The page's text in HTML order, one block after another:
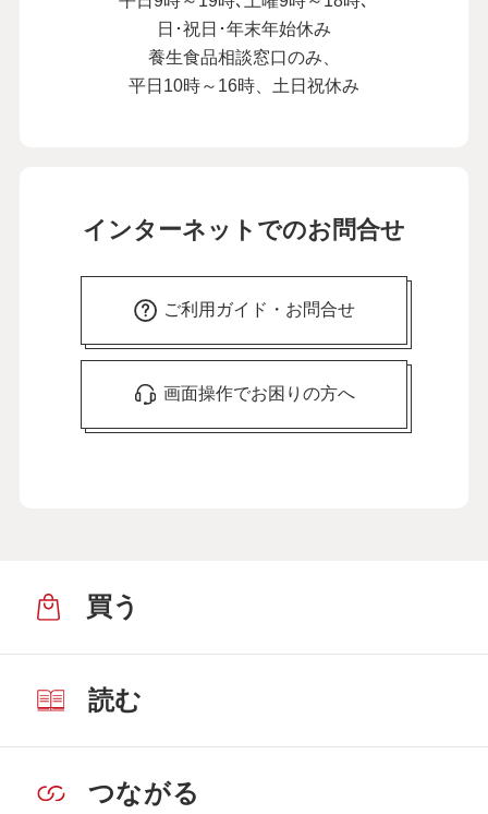
日･祝日･年末年始休み
養生食品相談窓口のみ、
平日10時～16時、土日祝休み
インターネットでのお問合せ
ご利用ガイド・お問合せ
画面操作でお困りの方へ
買う
読む
つながる